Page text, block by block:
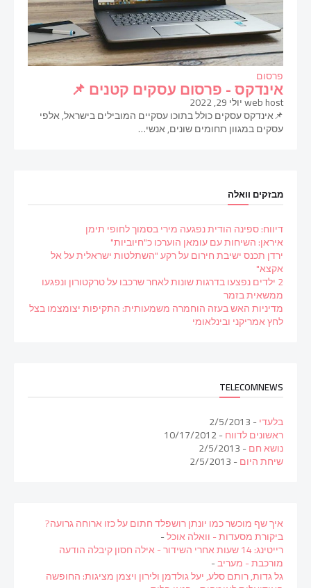
פרסום
אינדקס - פרסום עסקים קטנים 📌
web hostיולי 29, 2022
📌אינדקס עסקים כולל בתוכו עסקיים המובילים בישראל, אלפי
עסקים במגוון תחומים שונים, אנשי…
מבזקים וואלה
דיווח: ספינה הודית נפגעה מירי בסמוך לחופי תימן
איראן: השיחות עם עומאן הוערכו כ"חיוביות"
ירדן תכנס ישיבת חירום על רקע "השתלטות ישראלית על אל
אקצא"
2 ילדים נפצעו בדרגות שונות לאחר שרכבו על טרקטורון ונפגעו
ממשאית בזמר
מדיניות האש בעזה הוחמרה משמעותית: התקיפות יצומצמו בצל
לחץ אמריקני ובינלאומי
TELECOMNEWS
בלעדי- 2/5/2013
ראשונים לדווח- 10/17/2012
נושא חם- 2/5/2013
שיחת היום- 2/5/2013
איך שף מוכשר כמו יונתן רושפלד חתום על כזו ארוחה גרועה?
ביקורת מסעדות - וואלה אוכל-
רייטינג: 14 שעות אחרי השידור - אילה חסון קיבלה הודעה
מורכבת - מעריב-
גל גדות, רותם סלע, יעל גולדמן ולירון ויצמן מציגות: החופשה